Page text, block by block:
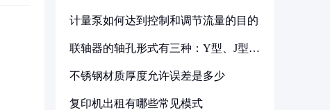
计量泵如何达到控制和调节流量的目的
联轴器的轴孔形式有三种：Y型、J型、
不锈钢材质厚度允许误差是多少
复印机出租有哪些常见模式